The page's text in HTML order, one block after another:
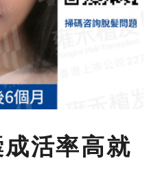
活率高就